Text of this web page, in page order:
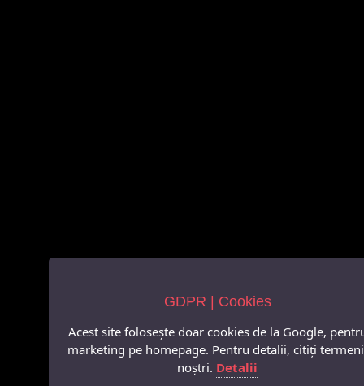
GDPR | Cookies
Acest site folosește doar cookies de la Google,
marketing pe homepage. Pentru detalii, citiți
noștri. Detalii